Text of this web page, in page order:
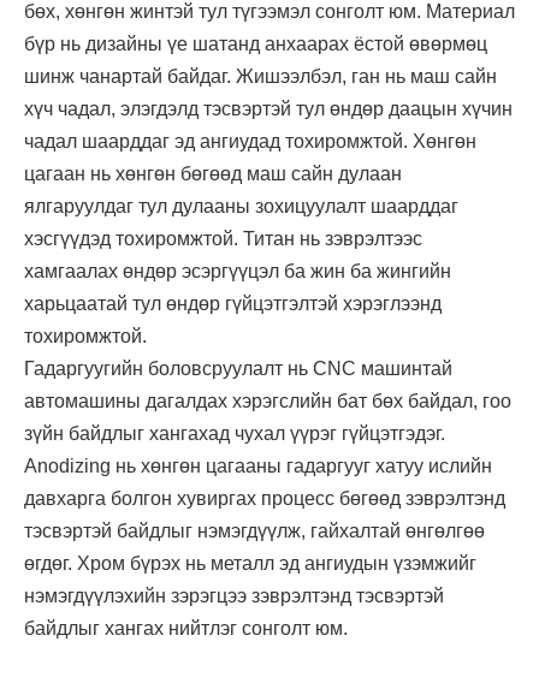
бөх, хөнгөн жинтэй тул түгээмэл сонголт юм. Материал
бүр нь дизайны үе шатанд анхаарах ёстой өвөрмөц
шинж чанартай байдаг. Жишээлбэл, ган нь маш сайн
хүч чадал, элэгдэлд тэсвэртэй тул өндөр даацын хүчин
чадал шаарддаг эд ангиудад тохиромжтой. Хөнгөн
цагаан нь хөнгөн бөгөөд маш сайн дулаан
ялгаруулдаг тул дулааны зохицуулалт шаарддаг
хэсгүүдэд тохиромжтой. Титан нь зэврэлтээс
хамгаалах өндөр эсэргүүцэл ба жин ба жингийн
харьцаатай тул өндөр гүйцэтгэлтэй хэрэглээнд
тохиромжтой.
Гадаргуугийн боловсруулалт нь CNC машинтай
автомашины дагалдах хэрэгслийн бат бөх байдал, гоо
зүйн байдлыг хангахад чухал үүрэг гүйцэтгэдэг.
Anodizing нь хөнгөн цагааны гадаргууг хатуу ислийн
давхарга болгон хувиргах процесс бөгөөд зэврэлтэнд
тэсвэртэй байдлыг нэмэгдүүлж, гайхалтай өнгөлгөө
өгдөг. Хром бүрэх нь металл эд ангиудын үзэмжийг
нэмэгдүүлэхийн зэрэгцээ зэврэлтэнд тэсвэртэй
байдлыг хангах нийтлэг сонголт юм.